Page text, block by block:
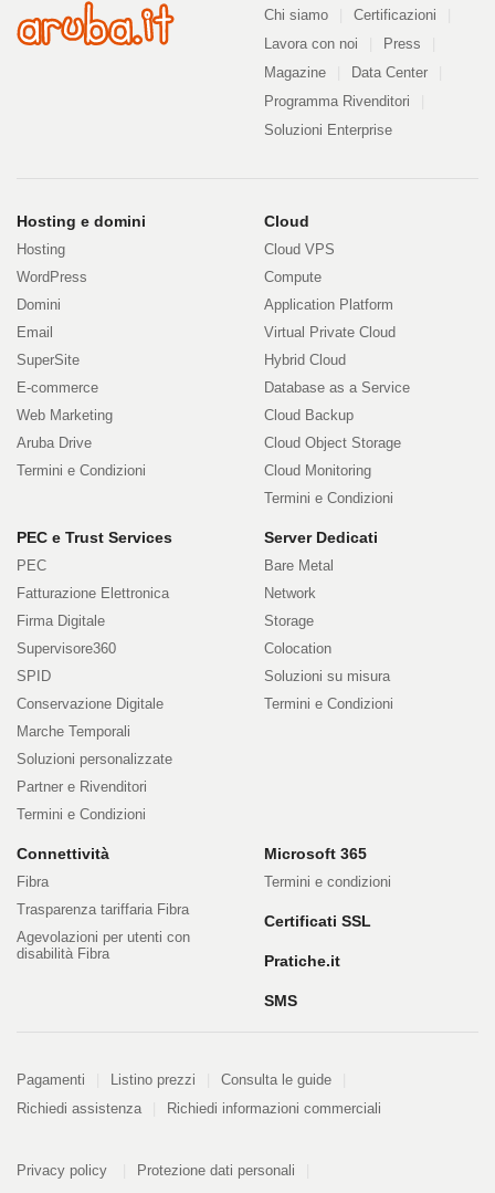
Azienda
Chi siamo
Certificazioni
Lavora con noi
Press
Magazine
Data Center
Programma Rivenditori
Soluzioni Enterprise
Prodotti
e
servizi
Hosting e domini
Hosting
WordPress
Domini
Email
SuperSite
E-commerce
Web Marketing
Aruba Drive
Termini e Condizioni
Cloud
Cloud VPS
Compute
Application Platform
Virtual Private Cloud
Hybrid Cloud
Database as a Service
Cloud Backup
Cloud Object Storage
Cloud Monitoring
Termini e Condizioni
PEC e Trust Services
PEC
Fatturazione Elettronica
Firma Digitale
Supervisore360
SPID
Conservazione Digitale
Marche Temporali
Soluzioni personalizzate
Partner e Rivenditori
Termini e Condizioni
Server Dedicati
Bare Metal
Network
Storage
Colocation
Soluzioni su misura
Termini e Condizioni
Connettività
Fibra
Trasparenza tariffaria Fibra
Agevolazioni per utenti con
disabilità Fibra
Microsoft 365
Termini e condizioni
Certificati SSL
Pratiche.it
SMS
Pagamenti
Pagamenti Listino prezzi
Consulta le guide
Richiedi assistenza
Richiedi informazioni commerciali
Informazioni
Privacy policy
PDFProtezione dati personali